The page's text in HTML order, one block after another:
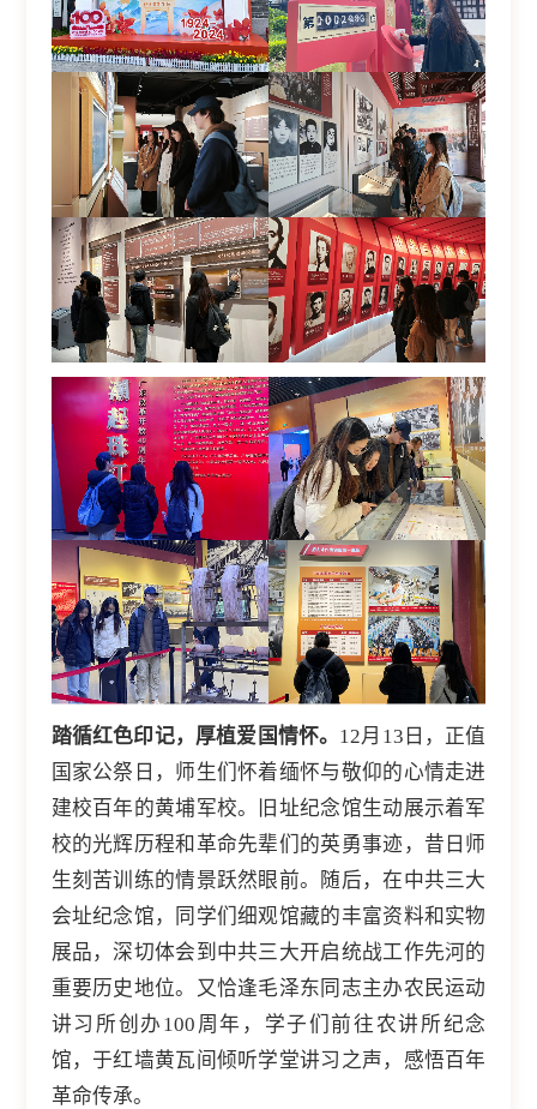
踏循红色印记，厚植爱国情怀。 12月13日，正值
国家公祭日，师生们怀着缅怀与敬仰的心情走进
建校百年的黄埔军校。旧址纪念馆生动展示着军
校的光辉历程和革命先辈们的英勇事迹，昔日师
生刻苦训练的情景跃然眼前。随后，在中共三大
会址纪念馆，同学们细观馆藏的丰富资料和实物
展品，深切体会到中共三大开启统战工作先河的
重要历史地位。又恰逢毛泽东同志主办农民运动
讲习所创办100周年，学子们前往农讲所纪念
馆，于红墙黄瓦间倾听学堂讲习之声，感悟百年
革命传承。